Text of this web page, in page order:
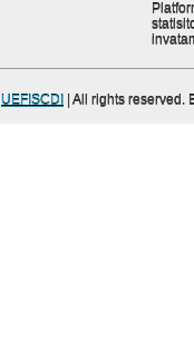
UEFISCDI | All rights